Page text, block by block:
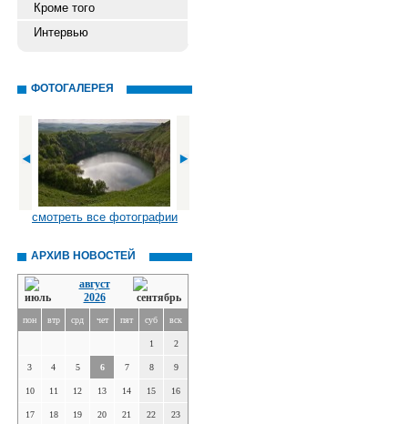
Кроме того
Интервью
ФОТОГАЛЕРЕЯ
смотреть все фотографии
АРХИВ НОВОСТЕЙ
август
2026
пон втр срд чет пят суб вск
1 2
3 4 5 6 7 8 9
10 11 12 13 14 15 16
17 18 19 20 21 22 23